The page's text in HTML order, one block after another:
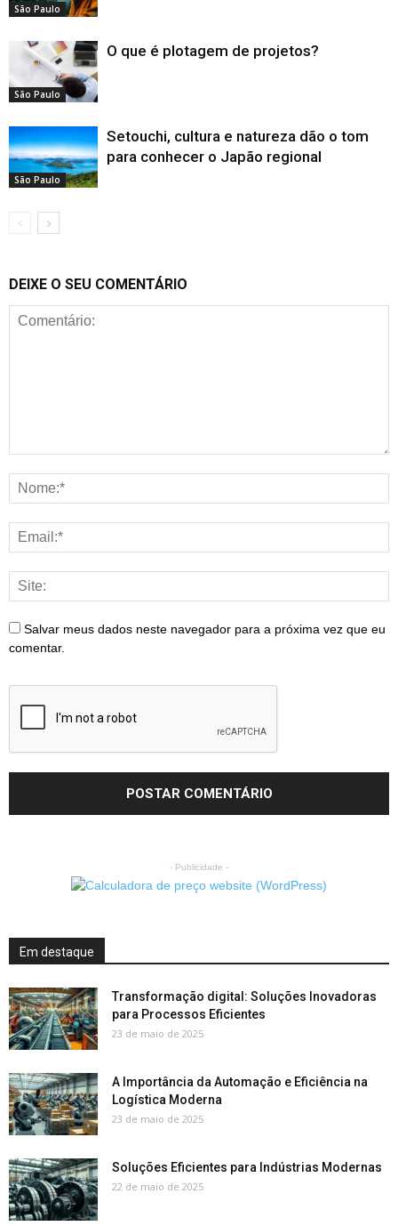
São Paulo
São Paulo
O que é plotagem de projetos?
São Paulo
Setouchi, cultura e natureza dão o tom
para conhecer o Japão regional
DEIXE O SEU COMENTÁRIO
Salvar meus dados neste navegador para a próxima vez que eu
comentar.
- Publicidade -
Em destaque
Transformação digital: Soluções Inovadoras
para Processos Eficientes
23 de maio de 2025
A Importância da Automação e Eficiência na
Logística Moderna
23 de maio de 2025
Soluções Eficientes para Indústrias Modernas
22 de maio de 2025